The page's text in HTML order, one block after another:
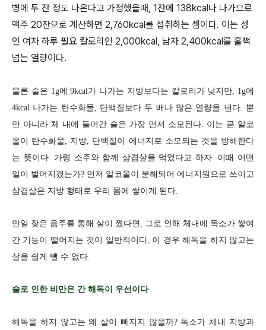
병에 두 잔 정도 나온다고 가정했을때, 1잔에 138kcal나 나가므로
맥주 20잔으로 계산하면 2,760kcal를 섭취하는 셈이다. 이는 성
인 여자 하루 필요 칼로리인 2,000kcal, 남자 2,400kcal를 훌쩍
넘는 열량이다.
물론 술은 1g에 9kcal가 나가는 지방보다는 칼로리가 낮지만, 1g에
4kcal 나가는 탄수화물, 단백질보다 두 배나 많은 열량을 낸다. 뿐
만 아니라 체 내에 들어간 술은 가장 먼저 소모된다. 이는 곧 알코
올이 탄수화물, 지방, 단백질이 에너지로 소모되는 것을 방해한다
는 뜻이다. 가령 소주와 함께 삼겹살을 먹었다고 하자. 이때 어떤
일이 벌어지겠는가? 먼저 알코올이 분해되어 에너지원으로 쓰이고
삼겹살은 지방 형태로 우리 몸에 쌓이게 된다.
만일 잦은 음주를 통해 살이 쪘다면, 그로 인해 체내에 독소가 쌓여
간 기능이 떨어지는 것이 일반적이다. 이 경우 해독을 하지 않고는
살을 쉽게 뺄 수 없다.
술로 인한 비만은 간 해독이 우선이다
해독을 하지 않고는 왜 살이 빠지지 않을까? 독소가 체내 지방과